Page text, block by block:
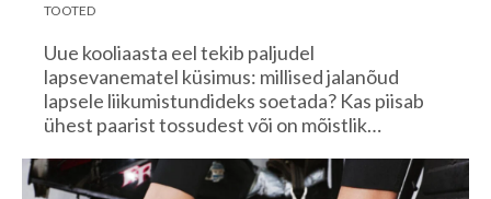
TOOTED
Uue kooliaasta eel tekib paljudel
lapsevanematel küsimus: millised jalanõud
lapsele liikumistundideks soetada? Kas piisab
ühest paarist tossudest või on mõistlik…